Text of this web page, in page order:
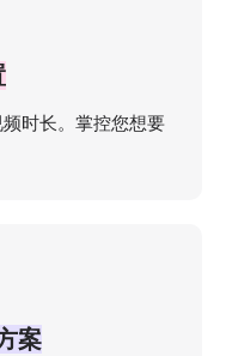
时长。掌控您想要
案